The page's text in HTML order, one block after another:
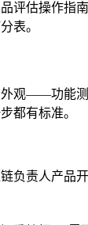
评估操作指
表。
外观——功能
都有标准。
负责人产品